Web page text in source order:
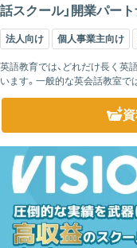
話スクール」開業パー
法人向け 個人事業主向け
英語教育では、どれだけ長く英
います。一般的な英会話教室で
では英語を「勉強する」時間は